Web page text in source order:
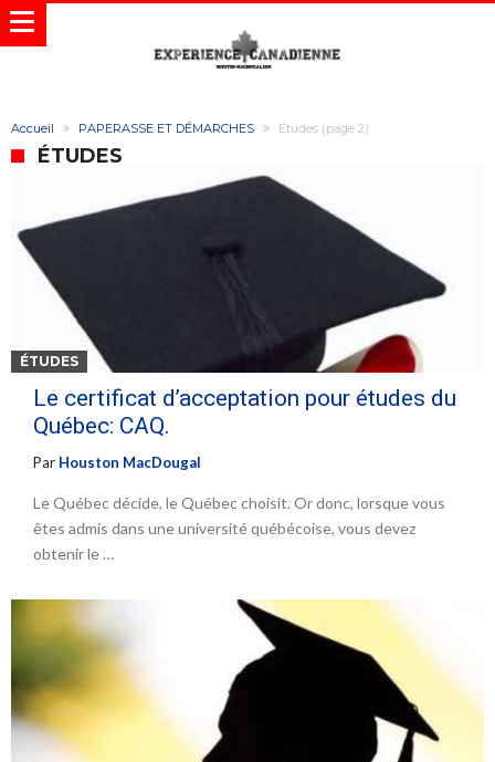
Accueil PAPERASSE ET DÉMARCHES Études (page 2)
ÉTUDES
ÉTUDES
Le certificat d’acceptation pour études du
Québec: CAQ.
Par Houston MacDougal
Le Québec décide, le Québec choisit. Or donc, lorsque vous
êtes admis dans une université québécoise, vous devez
obtenir le …